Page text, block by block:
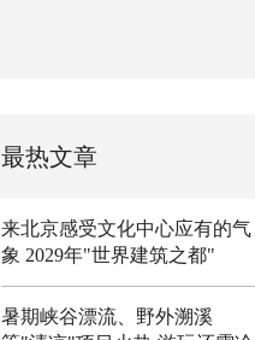
最热文章
来北京感受文化中心应有的气
象 2029年"世界建筑之都"
暑期峡谷漂流、野外溯溪